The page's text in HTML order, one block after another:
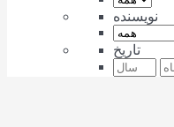
نویسنده
تاریخ